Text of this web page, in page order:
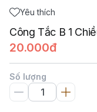
Yêu thích
Công Tắc B 1
20.000đ
Số lượng